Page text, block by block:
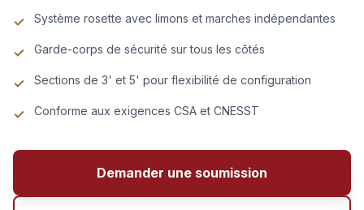
✓ Système rosette avec limons et marches indépendantes
✓ Garde-corps de sécurité sur tous les côtés
✓ Sections de 3' et 5' pour flexibilité de configuration
✓ Conforme aux exigences CSA et CNESST
Demander une soumission